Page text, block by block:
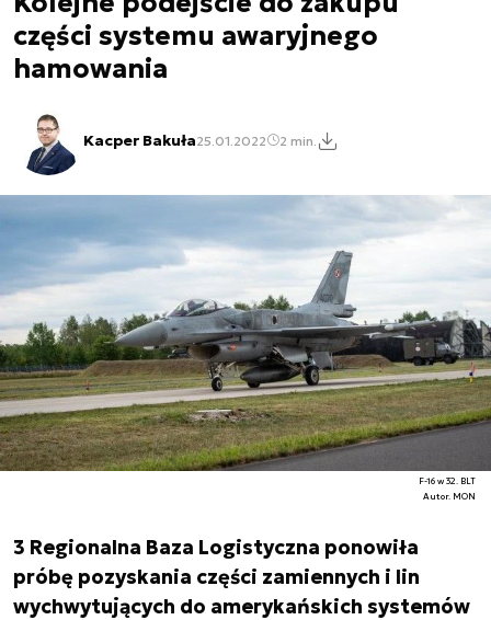
części systemu awaryjnego
hamowania
Kacper Bakuła25.01.2022 2 min.
F-16 w 32. BLT
Autor. MON
3 Regionalna Baza Logistyczna ponowiła
próbę pozyskania części zamiennych i lin
wychwytujących do amerykańskich systemów